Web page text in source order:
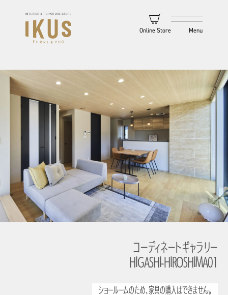
Online Store
コーディネートギャラリー
HIGASHI-HIROSHIMA01
ショールームのため、家具の購入はできません。